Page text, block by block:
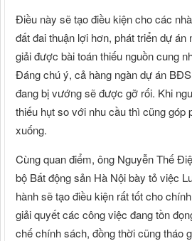
Điều này sẽ tạo điều kiện cho các
đất đai thuận lợi hơn, phát triển dự án
giải được bài toán thiếu nguồn cung
Đáng chú ý, cả hàng ngàn dự án
đang bị vướng sẽ được gỡ rối. Khi
thiếu hụt so với nhu cầu thì cũng góp
xuống.
Cùng quan điểm, ông Nguyễn Thế
bộ Bất động sản Hà Nội bày tỏ việc
hành sẽ tạo điều kiện rất tốt cho
giải quyết các công việc đang tồn
chế chính sách, đồng thời cũng tháo